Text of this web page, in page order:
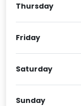
Thursday
Friday
Saturday
Sunday